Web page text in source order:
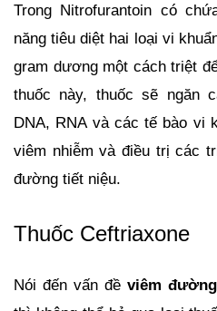
Trong Nitrofurantoin có
năng tiêu diệt hai loại vi
gram dương một cách triệt
thuốc này, thuốc sẽ ngăn
DNA, RNA và các tế bào vi
viêm nhiễm và điều trị các
đường tiết niệu.
Thuốc Ceftriaxone
Nói đến vấn đề viêm